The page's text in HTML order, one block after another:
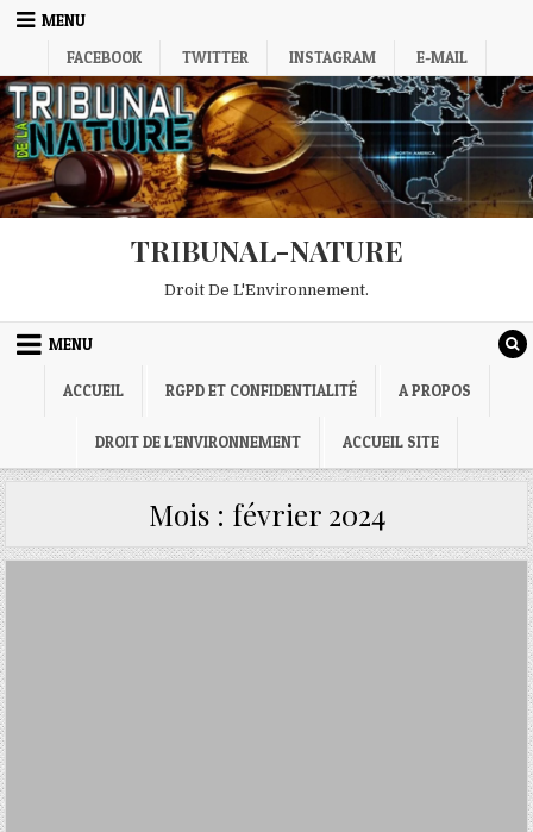
Skip
MENU
FACEBOOK
TWITTER INSTAGRAM E-MAIL
TRIBUNAL-NATURE
Droit De L'Environnement.
MENU
ACCUEIL RGPD ET CONFIDENTIALITÉ A PROPOS
DROIT DE L’ENVIRONNEMENT ACCUEIL SITE
Mois : février 2024